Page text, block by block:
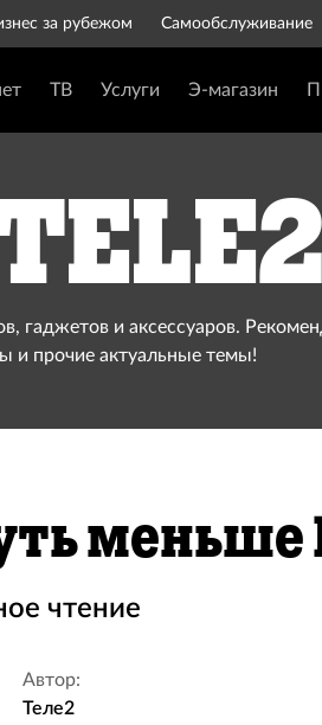
за рубежом Самообслуживание
ТВ Услуги Э-магазин
гаджетов и аксессуаров.
и прочие актуальные темы!
меньше
чтение
Автор:
Теле2